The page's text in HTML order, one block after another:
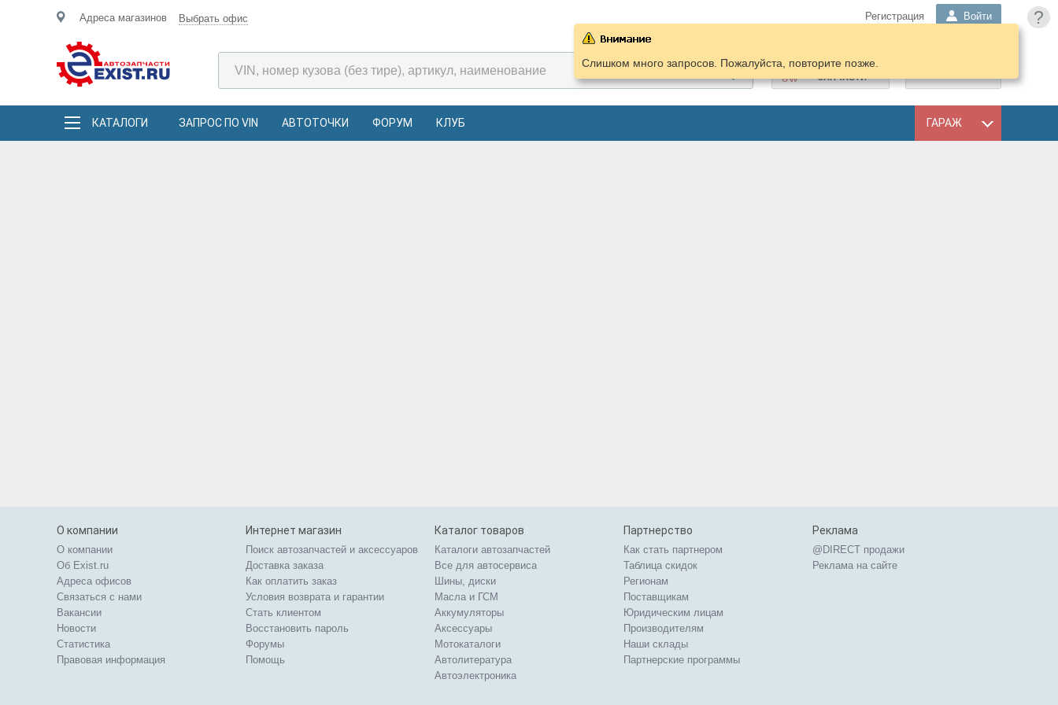
?
Адреса магазинов Выбрать офис Регистрация Войти
ПОДОБРАТЬ
ЗАПЧАСТИ
КАТАЛОГИ ЗАПРОС ПО VIN АВТОТОЧКИ ФОРУМ КЛУБ ГАРАЖ
Слишком много запросов. Пожалуйста, повторите позже.
О компании
О компании
Об Exist.ru
Адреса офисов
Связаться с нами
Вакансии
Новости
Статистика
Правовая информация
Интернет магазин
Поиск автозапчастей и аксессуаров
Доставка заказа
Как оплатить заказ
Условия возврата и гарантии
Стать клиентом
Восстановить пароль
Форумы
Помощь
Каталог товаров
Каталоги автозапчастей
Все для автосервиса
Шины, диски
Масла и ГСМ
Аккумуляторы
Аксессуары
Мотокаталоги
Автолитература
Автоэлектроника
Партнерство
Как стать партнером
Таблица скидок
Регионам
Поставщикам
Юридическим лицам
Производителям
Наши склады
Партнерские программы
Реклама
@DIRECT продажи
Реклама на сайте